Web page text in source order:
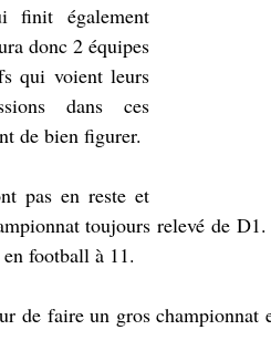
finit également
donc 2 équipes
qui voient leurs
dans ces
de bien figurer.
pas en reste et
toujours relevé de
football à 11.
de faire un gros championnat